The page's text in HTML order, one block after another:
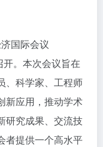
国际会议
开。本次会议旨在
、科学家、工程师
新应用，推动学术
研究成果、交流技
者提供一个高水平